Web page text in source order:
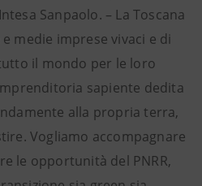
Sanpaolo. – La Toscana
medie imprese vivaci e di
il mondo per le loro
sapiente dedita
alla propria terra,
Vogliamo accompagnare
le opportunità del PNRR,